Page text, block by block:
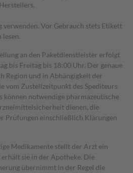
verwenden. Vor Gebrauch stets Etikett
an den Paketdienstleister erfolgt
bis Freitag bis 18:00 Uhr. Der genaue
Region und in Abhängigkeit der
vom Zustellzeitpunkt des Spediteurs
können notwendige pharmazeutische
dienen, die
Prüfungen einschließlich Klärungen
Medikamente stellt der Arzt ein
sie in der Apotheke. Die
übernimmt in der Regel die